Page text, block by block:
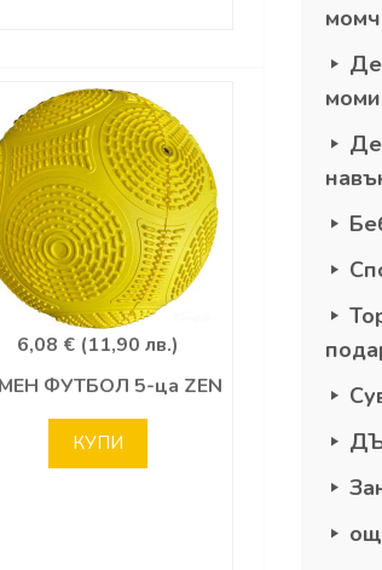
6,08 € (11,90 лв.)
ФУТБОЛ 5-ца ZEN
КУПИ